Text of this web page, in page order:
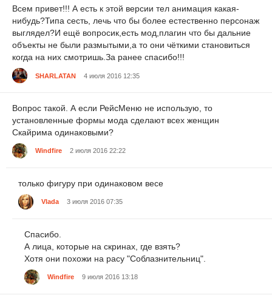
Всем привет!!! А есть к этой версии тел анимация какая-
нибудь?Типа сесть, лечь что бы более естественно персонаж
выглядел?И ещё вопросик,есть мод,плагин что бы дальние
объекты не были размытыми,а то они чёткими становиться
когда на них смотришь.За ранее спасибо!!!
SHARLATAN 4 июля 2016 12:35
Вопрос такой. А если РейсМеню не использую, то
установленные формы мода сделают всех женщин
Скайрима одинаковыми?
Windfire 2 июля 2016 22:22
только фигуру при одинаковом весе
Vlada 3 июля 2016 07:35
Спасибо.
А лица, которые на скринах, где взять?
Хотя они похожи на расу "Соблазнительниц".
Windfire 9 июля 2016 13:18